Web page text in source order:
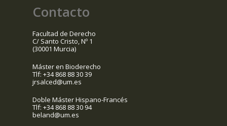
Contacto
Facultad de Derecho
C/ Santo Cristo, Nº 1
(30001 Murcia)
Máster en Bioderecho
Tlf: +34 868 88 30 39
jrsalced@um.es
Doble Máster Hispano-Francés
Tlf: +34 868 88 30 94
beland@um.es